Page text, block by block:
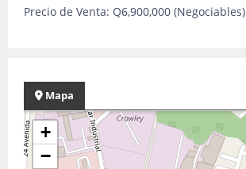
Precio de Venta: Q6,900,000 (Negociables)
Mapa
+
−